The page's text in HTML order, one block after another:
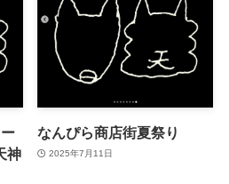
神
なんぴら商店街夏祭り
2025年7月11日